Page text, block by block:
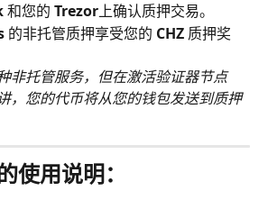
和您的 Trezor上确认质押交易。
的非托管质押享受您的 CHZ 质押奖
非托管服务，但在激活验证器节点
，您的代币将从您的钱包发送到质押
用说明：